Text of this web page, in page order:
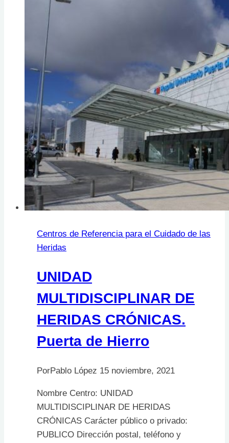
Centros de Referencia para el Cuidado de las
Heridas
UNIDAD
MULTIDISCIPLINAR DE
HERIDAS CRÓNICAS.
Puerta de Hierro
PorPablo López 15 noviembre, 2021
Nombre Centro: UNIDAD
MULTIDISCIPLINAR DE HERIDAS
CRÓNICAS Carácter público o privado:
PUBLICO Dirección postal, teléfono y